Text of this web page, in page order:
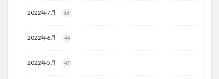
2022年7月 66
2022年6月 44
2022年5月 47